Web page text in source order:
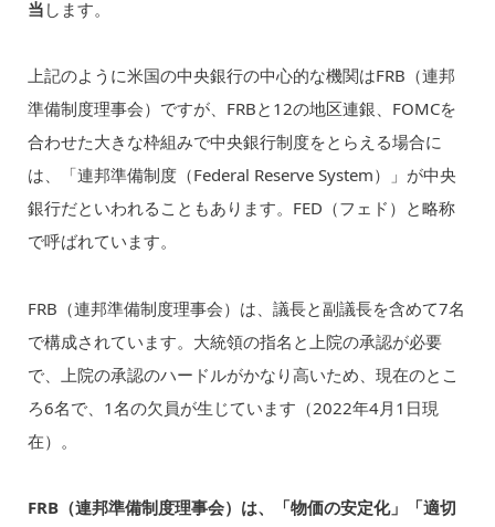
当 します。
上記のように米国の中央銀行の中心的な機関はFRB（連邦
準備制度理事会）ですが、FRBと12の地区連銀、FOMCを
合わせた大きな枠組みで中央銀行制度をとらえる場合に
は、「連邦準備制度（Federal Reserve System）」が中央
銀行だといわれることもあります。FED（フェド）と略称
で呼ばれています。
FRB（連邦準備制度理事会）は、議長と副議長を含めて7名
で構成されています。大統領の指名と上院の承認が必要
で、上院の承認のハードルがかなり高いため、現在のとこ
ろ6名で、1名の欠員が生じています（2022年4月1日現
在）。
FRB（連邦準備制度理事会）は、「物価の安定化」「適切